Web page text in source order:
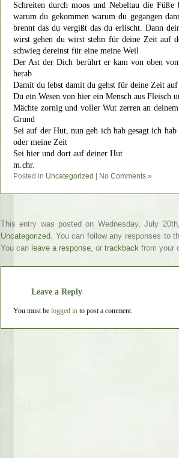
Schreiten durch moos und Nebeltau die
warum du gekommen warum du gegangen
brennt das du vergißt das du erlischt. Dann
wirst gehen du wirst stehn für deine Zeit auf
schwieg dereinst für eine meine Weil
Der Ast der Dich berührt er kam von oben
herab
Damit du lebst damit du gehst für deine Zeit
Du ein Wesen von hier ein Mensch aus Fleisch
Mächte zornig und voller Wut zerren an
Grund
Sei auf der Hut, nun geh ich hab gesagt ich
oder meine Zeit
Sei hier und dort auf deiner Hut
m.chr.
Posted in Uncategorized No Comments »
This entry was posted on Wednesday, July
Uncategorized. You can follow any responses to
You can leave a response, or trackback from your
Leave a Reply
You must be logged in to post a comment.